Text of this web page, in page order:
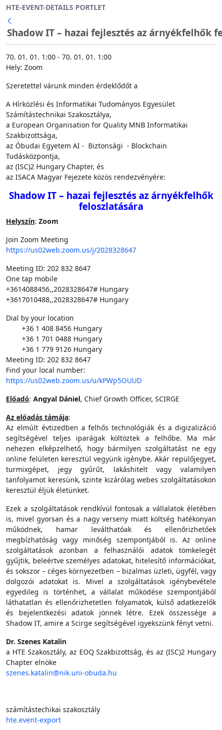
Ugrás a fő tartalomhoz
HTE-EVENT-DETAILS PORTLET
Vissza
Shadow IT – hazai fejlesztés az árnyékfelhők
70. 01. 01. 1:00 - 70. 01. 01. 1:00
Hely: Zoom
Szeretettel várunk minden érdeklődőt a
A Hírközlési és Informatikai Tudományos Egyesület
Számítástechnikai Szakosztálya,
a European Organisation for Quality MNB Informatikai
Szakbizottsága,
az Óbudai Egyetem AI - Biztonsági - Blockchain
Tudásközpontja,
az (ISC)2 Hungary Chapter, és
az ISACA Magyar Fejezete közös rendezvényére:
Shadow IT – hazai fejlesztés az árnyékfelhők
feloszlatására
Helyszín: Zoom
Join Zoom Meeting
https://us02web.zoom.us/j/2028328647
Meeting ID: 202 832 8647
One tap mobile
+3614088456,,2028328647# Hungary
+3617010488,,2028328647# Hungary
Dial by your location
+36 1 408 8456 Hungary
+36 1 701 0488 Hungary
+36 1 779 9126 Hungary
Meeting ID: 202 832 8647
Find your local number:
https://us02web.zoom.us/u/kPWp5OUUD
Előadó: Angyal Dániel, Chief Growth Officer, SCIRGE
Az előadás támája:
Az elmúlt évtizedben a felhős technológiák és a digizalizáció
segítségével teljes iparágak költöztek a felhőbe. Ma már
nehezen elképzelhető, hogy bármilyen szolgáltatást ne egy
online felületen keresztül vegyünk igénybe. Akár repülőjegyet,
turmixgépet, jegy gyűrűt, lakáshitelt vagy valamilyen
tanfolyamot keresünk, szinte kizárólag webes szolgáltatásokon
keresztül éljük életünket.
Ezek a szolgáltatások rendkívül fontosak a vállalatok életében
is, mivel gyorsan és a nagy verseny miatt költség hatékonyan
működnek, hamar leválthatóak és ellenőrizhetőek
megbízhatóság vagy minőség szempontjából is. Az online
szolgáltatások azonban a felhasználói adatok tömkelegét
gyűjtik, beleértve személyes adatokat, hitelesítő információkat,
és sokszor – céges környezetben – bizalmas üzleti, ügyfél, vagy
dolgozói adatokat is. Mivel a szolgáltatások igénybevétele
egyedileg is történhet, a vállalat működése szempontjából
láthatatlan és ellenőrizhetetlen folyamatok, külső adatkezelők
és bejelentkezési adatok jönnek létre. Ezek összessége a
Shadow IT, amire a Scirge segítségével igyekszünk fényt vetni.
Dr. Szenes Katalin
a HTE Szakosztály, az EOQ Szakbizottság, és az (ISC)2 Hungary
Chapter elnöke
szenes.katalin@nik.uni-obuda.hu
számítástechikai szakosztály
hte.event-export